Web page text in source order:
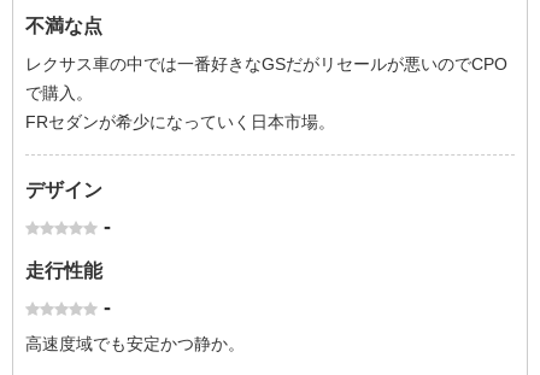
不満な点
レクサス車の中では一番好きなGSだがリセールが悪いのでCPO
で購入。
FRセダンが希少になっていく日本市場。
デザイン
-
走行性能
-
高速度域でも安定かつ静か。